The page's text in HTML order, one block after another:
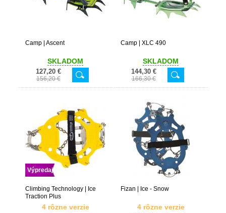
Camp | Ascent
SKLADOM
127,20 €
156,20 €
Camp | XLC 490
SKLADOM
144,30 €
166,30 €
Výpredaj
Climbing Technology | Ice
Traction Plus
4 rôzne verzie
Fizan | Ice - Snow
4 rôzne verzie